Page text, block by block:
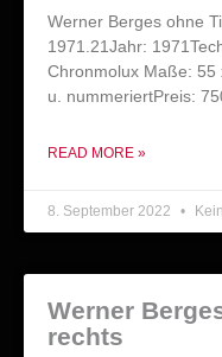
Werner Berges ohne
1971.21Jahr:
Chronmolux Maße: 55
u. nummeriertPreis:
READ MORE »
8. September 2022
Werner
rechts